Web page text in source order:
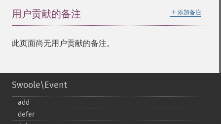
＋ 添加备注
用户贡献的备注
此页面尚无用户贡献的备注。
Swoole\Event
add
defer